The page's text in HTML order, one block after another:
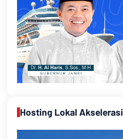
Hosting Lokal Akselerasi